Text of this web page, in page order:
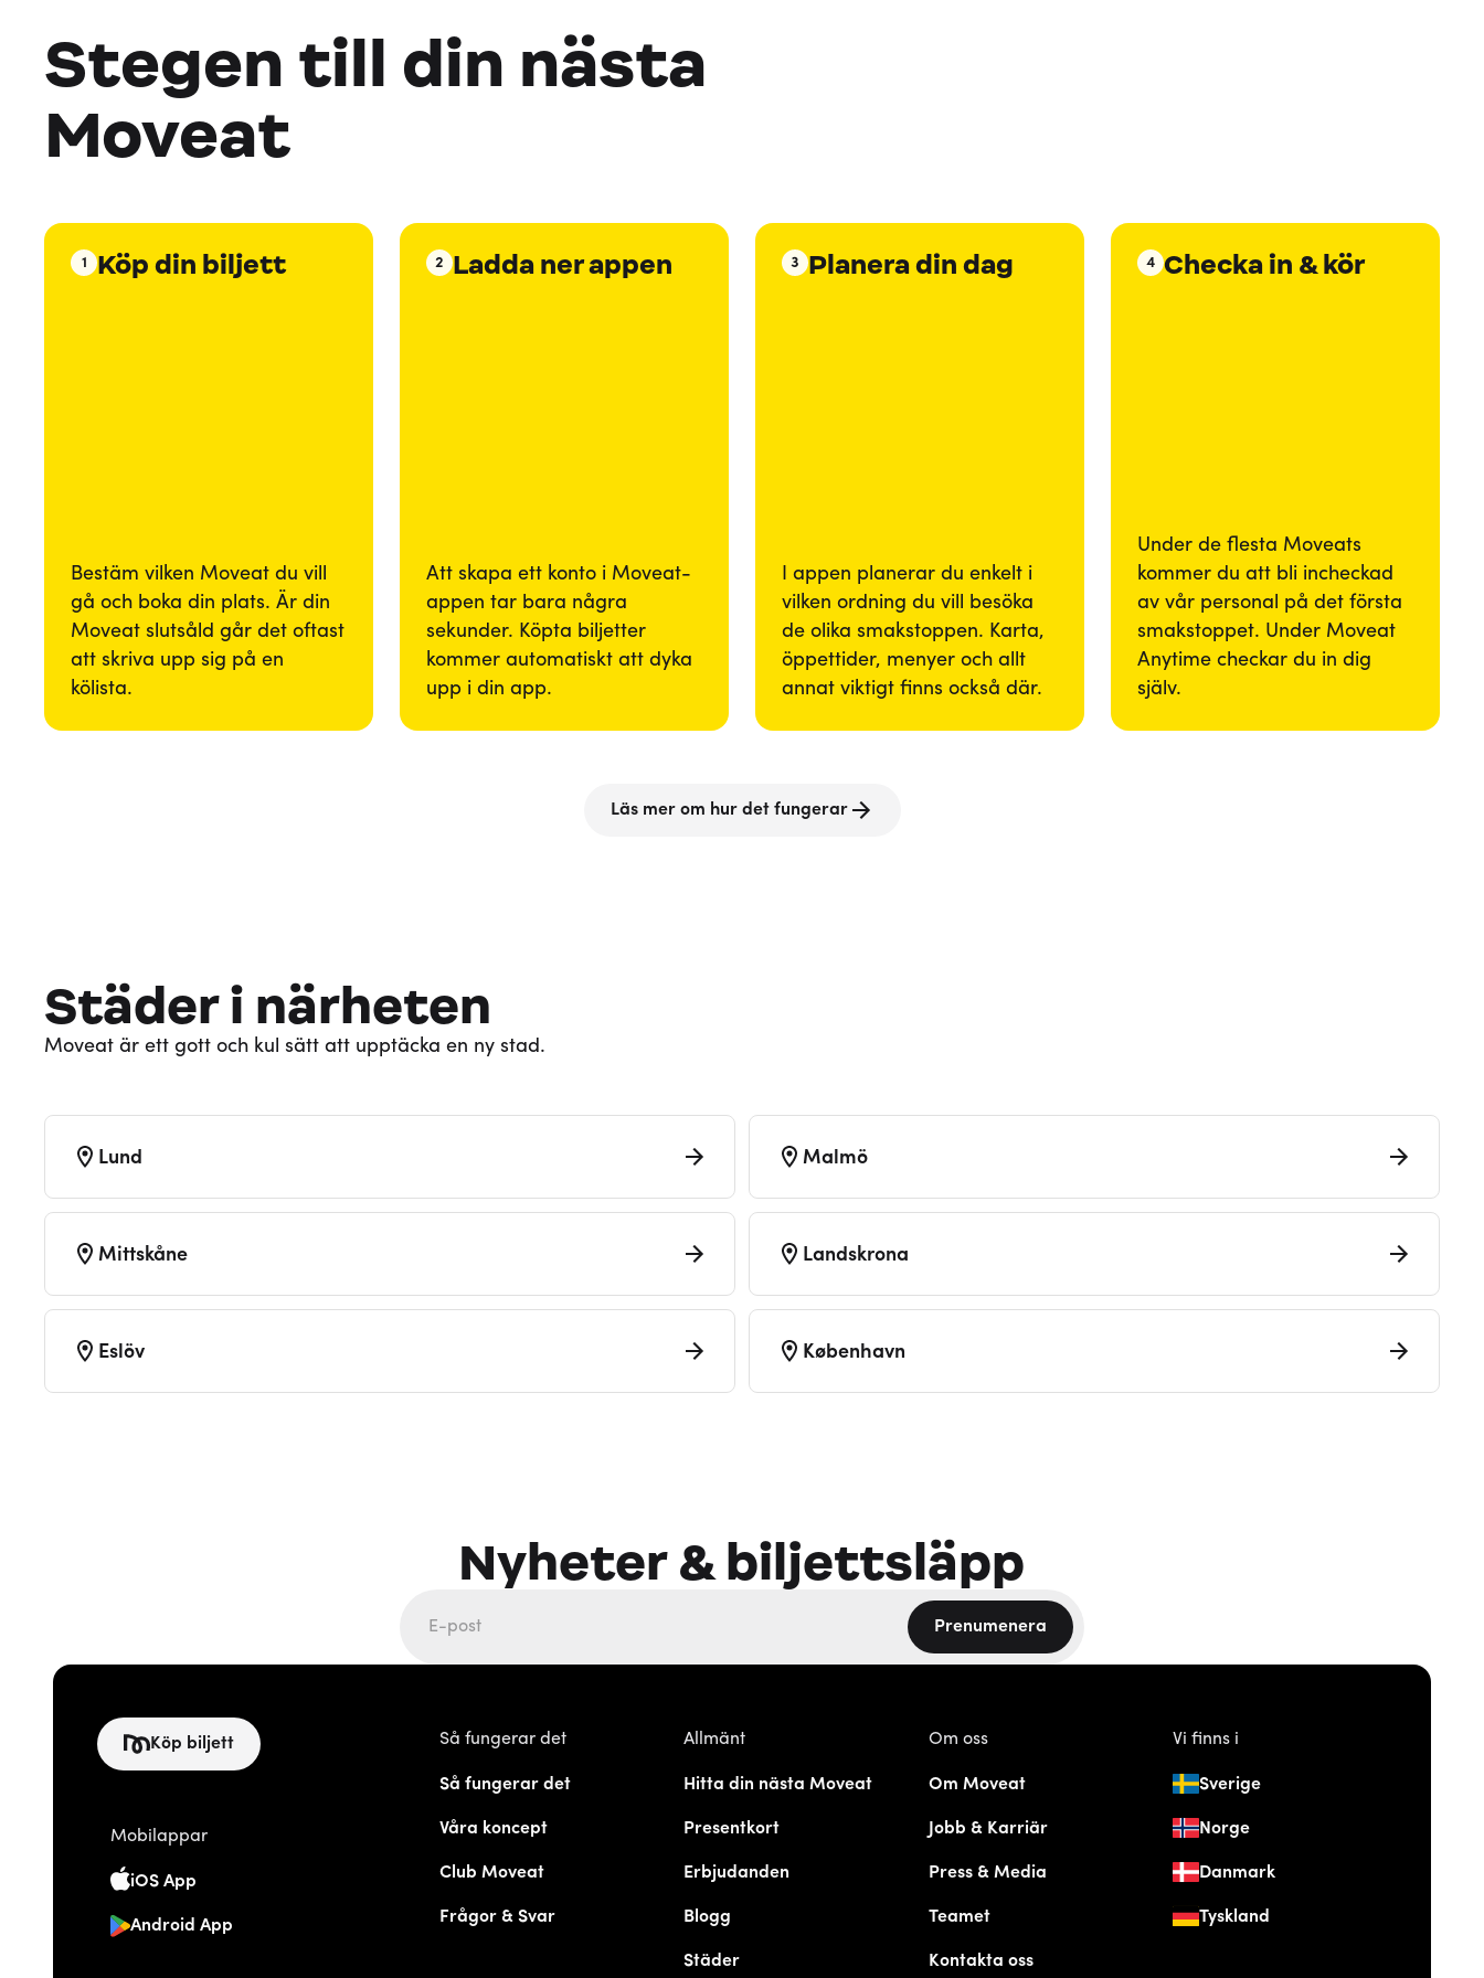
Stegen till din nästa
Moveat
1 Köp din biljett
Bestäm vilken Moveat du vill
gå och boka din plats. Är din
Moveat slutsåld går det oftast
att skriva upp sig på en
kölista.
2 Ladda ner appen
Att skapa ett konto i Moveat-
appen tar bara några
sekunder. Köpta biljetter
kommer automatiskt att dyka
upp i din app.
3 Planera din dag
I appen planerar du enkelt i
vilken ordning du vill besöka
de olika smakstoppen. Karta,
öppettider, menyer och allt
annat viktigt finns också där.
4 Checka in & kör
Under de flesta Moveats
kommer du att bli incheckad
av vår personal på det första
smakstoppet. Under Moveat
Anytime checkar du in dig
själv.
Läs mer om hur det fungerar
Städer i närheten
Moveat är ett gott och kul sätt att upptäcka en ny stad.
Lund Malmö
Mittskåne Landskrona
Eslöv København
Nyheter & biljettsläpp
Prenumenera
Köp biljett
Mobilappar
iOS App
Android App
Så fungerar det
Så fungerar det
Våra koncept
Club Moveat
Frågor & Svar
Allmänt
Hitta din nästa Moveat
Presentkort
Erbjudanden
Blogg
Städer
Om oss
Om Moveat
Jobb & Karriär
Press & Media
Teamet
Kontakta oss
Vi finns i
Sverige
Norge
Danmark
Tyskland